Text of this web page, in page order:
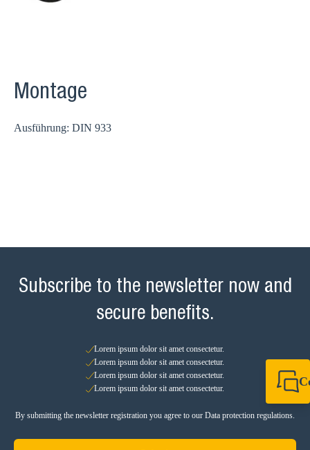
Montage
Ausführung: DIN 933
Subscribe to the newsletter now and
secure benefits.
Lorem ipsum dolor sit amet consectetur.
Lorem ipsum dolor sit amet consectetur.
Lorem ipsum dolor sit amet consectetur.
Lorem ipsum dolor sit amet consectetur.
By submitting the newsletter registration you agree to our Data protection regulations.
info@sikla.de